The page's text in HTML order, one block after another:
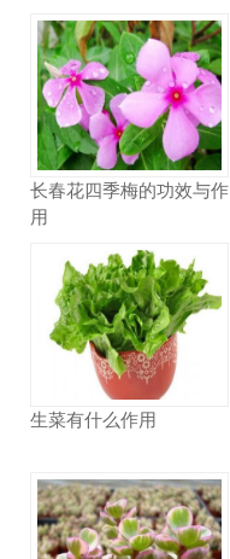
长春花四季梅的功效与作
用
生菜有什么作用